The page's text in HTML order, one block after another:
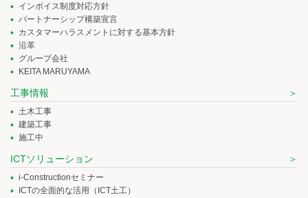
インボイス制度対応方針
パートナーシップ構築宣言
カスタマーハラスメントに対する基本方針
沿革
グループ会社
KEITA MARUYAMA
工事情報
土木工事
建築工事
施工中
ICTソリューション
i-Constructionセミナー
ICTの全面的な活用（ICT土工）